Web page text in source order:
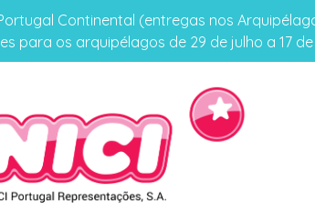
Continental (entregas nos
para os arquipélagos de 29 de julho a 17